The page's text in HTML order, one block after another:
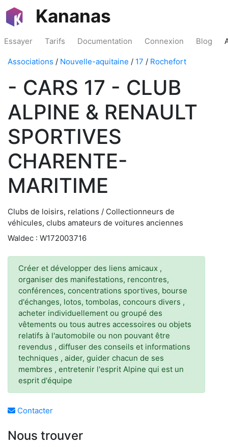
Kananas
Essayer Tarifs Documentation Connexion Blog
Associations / Nouvelle-aquitaine / 17 / Rochefort
- CARS 17 - CLUB
ALPINE & RENAULT
SPORTIVES
CHARENTE-
MARITIME
Clubs de loisirs, relations / Collectionneurs de
véhicules, clubs amateurs de voitures anciennes
Waldec : W172003716
Créer et développer des liens amicaux ,
organiser des manifestations, rencontres,
conférences, concentrations sportives, bourse
d'échanges, lotos, tombolas, concours divers ,
acheter individuellement ou groupé des
vêtements ou tous autres accessoires ou objets
relatifs à l'automobile ou non pouvant être
revendus , diffuser des conseils et informations
techniques , aider, guider chacun de ses
membres , entretenir l'esprit Alpine qui est un
esprit d'équipe
Contacter
Nous trouver